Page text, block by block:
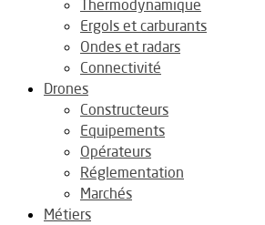
Thermodynamique
Ergols et carburants
Ondes et radars
Connectivité
Drones
Constructeurs
Equipements
Opérateurs
Réglementation
Marchés
Métiers